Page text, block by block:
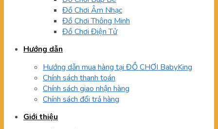
Đồ Chơi Âm Nhạc
Đồ Chơi Thông Minh
Đồ Chơi Điện Tử
Hướng dẫn
Hướng dẫn mua hàng tại ĐỒ CHƠI BabyKing
Chính sách thanh toán
Chính sách giao nhận hàng
Chính sách đổi trả hàng
Giới thiệu